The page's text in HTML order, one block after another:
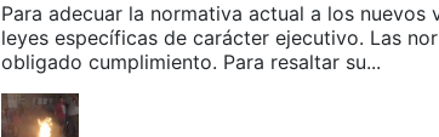
Para adecuar la normativa actual a los nuevos
leyes específicas de carácter ejecutivo. Las
obligado cumplimiento. Para resaltar su...